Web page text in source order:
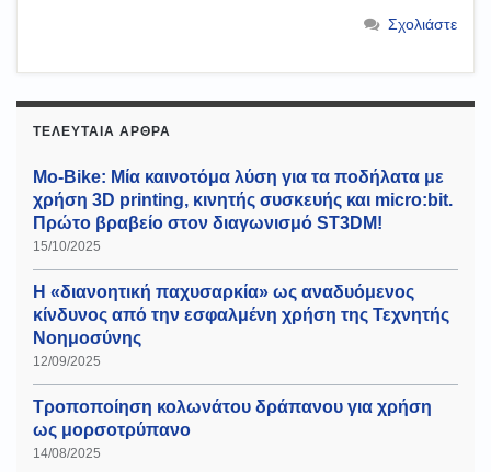
Σχολιάστε
ΤΕΛΕΥΤΑΊΑ ΆΡΘΡΑ
Mo-Bike: Μία καινοτόμα λύση για τα ποδήλατα με
χρήση 3D printing, κινητής συσκευής και micro:bit.
Πρώτο βραβείο στον διαγωνισμό ST3DM!
15/10/2025
Η «διανοητική παχυσαρκία» ως αναδυόμενος
κίνδυνος από την εσφαλμένη χρήση της Τεχνητής
Νοημοσύνης
12/09/2025
Τροποποίηση κολωνάτου δράπανου για χρήση
ως μορσοτρύπανο
14/08/2025